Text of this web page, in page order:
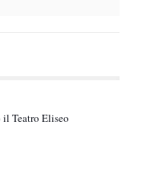
Teatro Eliseo